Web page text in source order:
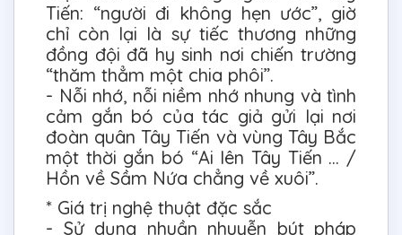
Tiến: “người đi không hẹn ước”, giờ
chỉ còn lại là sự tiếc thương những
đồng đội đã hy sinh nơi chiến trường
“thăm thẳm một chia phôi”.
- Nỗi nhớ, nỗi niềm nhớ nhung và tình
cảm gắn bó của tác giả gửi lại nơi
đoàn quân Tây Tiến và vùng Tây Bắc
một thời gắn bó “Ai lên Tây Tiến ... /
Hồn về Sầm Nứa chẳng về xuôi”.
* Giá trị nghệ thuật đặc sắc
- Sử dụng nhuần nhuyễn bút pháp